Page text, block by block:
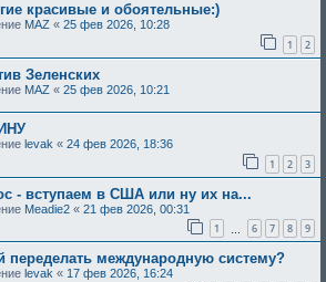
красивые и обоятельные:)
MAZ « 25 фев 2026, 10:28
1 2
Зеленских
MAZ « 25 фев 2026, 10:21
levak « 24 фев 2026, 18:36
1 2 3
- вступаем в США или ну их на...
Meadie2 « 21 фев 2026, 00:31
1 6 7 8 9
переделать международную систему?
levak « 17 фев 2026, 16:24